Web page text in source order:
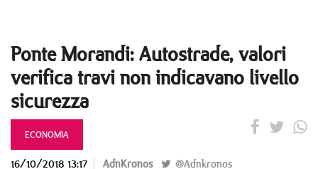
Ponte Morandi: Autostrade, valori
verifica travi non indicavano livello
sicurezza
ECONOMIA
16/10/2018 13:17 AdnKronos @Adnkronos